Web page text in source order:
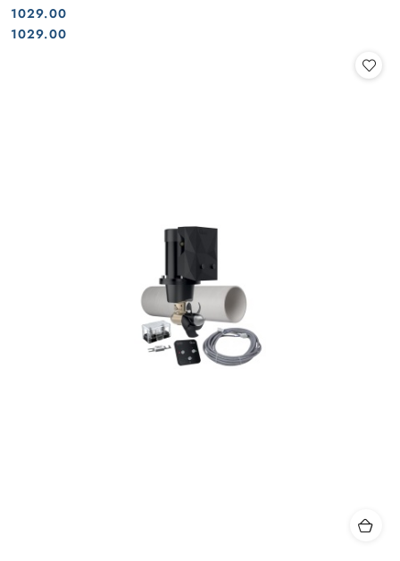
Cena:
1029.00
Cena:
1029.00